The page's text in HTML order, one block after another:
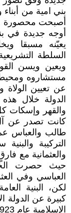
بني امية من أبناء
أصبحت محصورة
أوجه جديدة في
يعيّنه مسبقا
السلطة
ويعين ويسن
مستشاروه
عن تعيين
الدولة خلال
والقهر وإسكات
كانت تصدر عن
طالب والعباس
التركيبة
والعثمانية مع
حيث حصرت
العباسي وفي
لكن، البنية
كبيرة عن الدولة
الإسلامية عام 1923.